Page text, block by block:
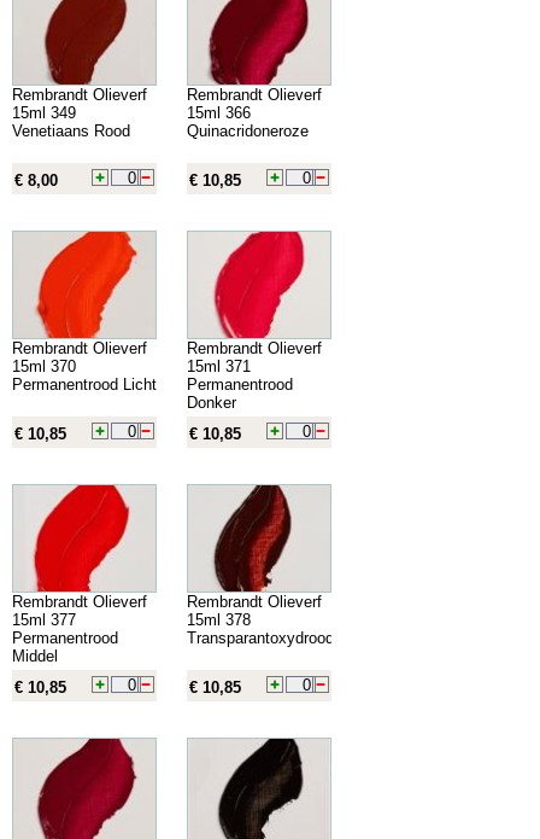
Rembrandt Olieverf
15ml 349
Venetiaans Rood
€ 8,00
Rembrandt Olieverf
15ml 366
Quinacridoneroze
€ 10,85
Rembrandt Olieverf
15ml 370
Permanentrood Licht
€ 10,85
Rembrandt Olieverf
15ml 371
Permanentrood
Donker
€ 10,85
Rembrandt Olieverf
15ml 377
Permanentrood
Middel
€ 10,85
Rembrandt Olieverf
15ml 378
Transparantoxydrood
€ 10,85